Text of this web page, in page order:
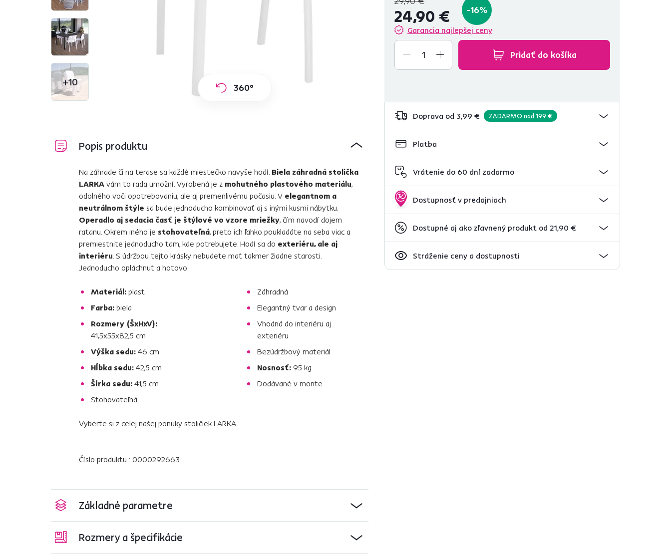
+10 360°
24,90 € -16%
Garancia najlepšej ceny
Pridať do košíka
Doprava od 3,99 € ZADARMO nad 199 €
Platba
Vrátenie do 60 dní zadarmo
Dostupnosť v predajniach
Dostupné aj ako zľavnený produkt od 21,90 €
Stráženie ceny a dostupnosti
Popis produktu
Na záhrade či na terase sa každé miestečko navyše hodí. Biela záhradná stolička
LARKA vám to rada umožní. Vyrobená je z mohutného plastového materiálu,
odolného voči opotrebovaniu, ale aj premenlivému počasiu. V elegantnom a
neutrálnom štýle sa bude jednoducho kombinovať aj s inými kusmi nábytku.
Operadlo aj sedacia časť je štýlové vo vzore mriežky, čím navodí dojem
ratanu. Okrem iného je stohovateľná, preto ich ľahko poukladáte na seba viac a
premiestnite jednoducho tam, kde potrebujete. Hodí sa do exteriéru, ale aj
interiéru . S údržbou tejto krásky nebudete mať takmer žiadne starosti.
Jednoducho opláchnuť a hotovo.
Materiál: plast
Farba: biela
Rozmery (ŠxHxV):
41,5x55x82,5 cm
Výška sedu: 46 cm
Hĺbka sedu: 42,5 cm
Šírka sedu: 41,5 cm
Stohovateľná
Záhradná
Elegantný tvar a design
Vhodná do interiéru aj
exteriéru
Bezúdržbový materiál
Nosnosť: 95 kg
Dodávané v monte
Vyberte si z celej našej ponuky stoličiek LARKA
Číslo produktu : 0000292663
Základné parametre
Rozmery a špecifikácie